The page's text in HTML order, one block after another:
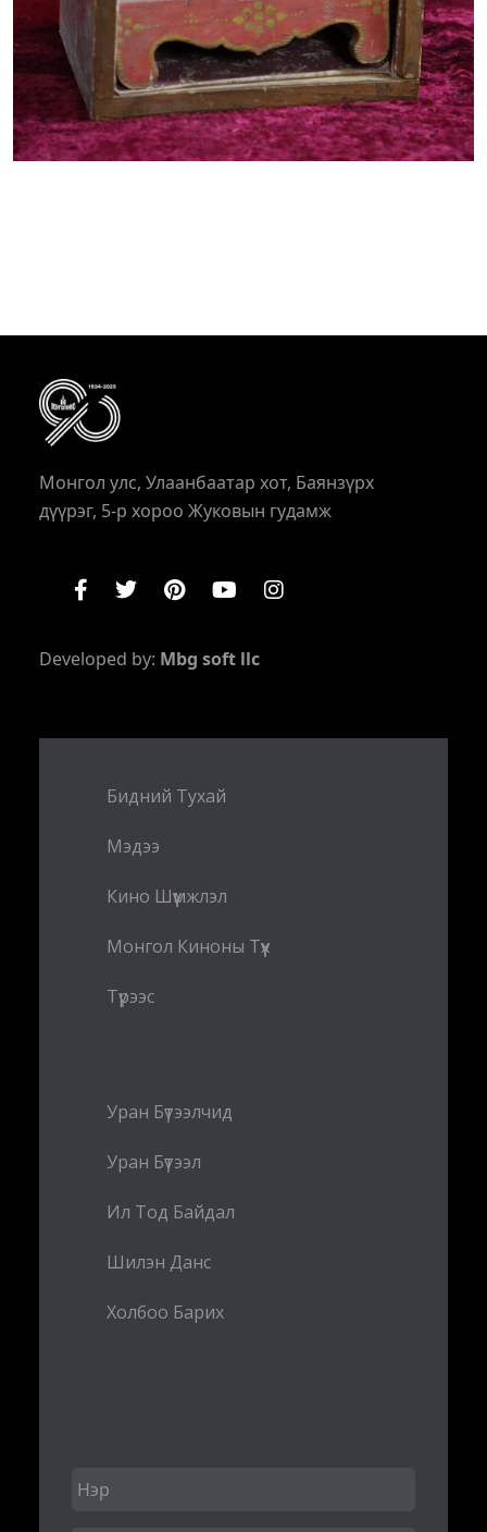
Монгол улс, Улаанбаатар хот, Баянзүрх
дүүрэг, 5-р хороо Жуковын гудамж
Developed by: Mbg soft llc
Бидний Тухай
Мэдээ
Кино Шүүмжлэл
Монгол Киноны Түүх
Түрээс
Уран Бүтээлчид
Уран Бүтээл
Ил Тод Байдал
Шилэн Данс
Холбоо Барих